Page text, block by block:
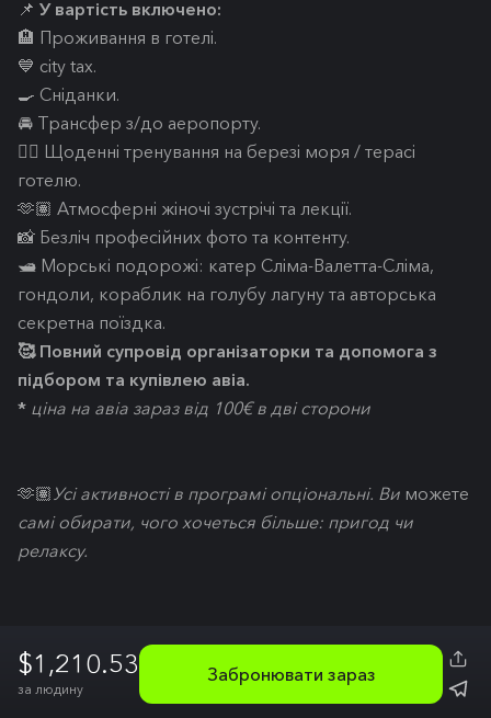
📌 У вартість включено:
🏨 Проживання в готелі.
💙 city tax.
🍳 Сніданки.
🚘 Трансфер з/до аеропорту.
🧘‍♀️ Щоденні тренування на березі моря / терасі
готелю.
🫶🏽 Атмосферні жіночі зустрічі та лекції.
📸 Безліч професійних фото та контенту.
🛥️ Морські подорожі: катер Сліма-Валетта-Сліма,
гондоли, кораблик на голубу лагуну та авторська
секретна поїздка.
🥰 Повний супровід організаторки та допомога з
підбором та купівлею авіа.
* ціна на авіа зараз від 100€ в дві сторони
🫶🏽Усі активності в програмі опціональні. Ви можете
самі обирати, чого хочеться більше: пригод чи
релаксу.
$1,210.53
за людину
Забронювати зараз